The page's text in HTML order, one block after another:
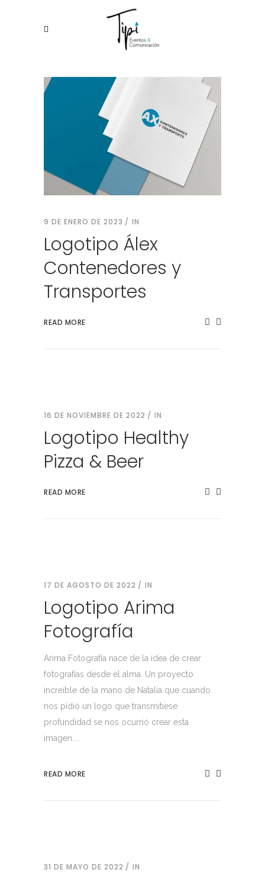
9 DE ENERO DE 2023 IN
Logotipo Álex
Contenedores y
Transportes
READ MORE
16 DE NOVIEMBRE DE 2022 IN
Logotipo Healthy
Pizza & Beer
READ MORE
17 DE AGOSTO DE 2022 IN
Logotipo Arima
Fotografía
Arima Fotografía nace de la idea de crear
fotografías desde el alma. Un proyecto
increíble de la mano de Natalia que cuando
nos pidió un logo que transmitiese
profundidad se nos ocurrió crear esta
imagen....
READ MORE
31 DE MAYO DE 2022 IN